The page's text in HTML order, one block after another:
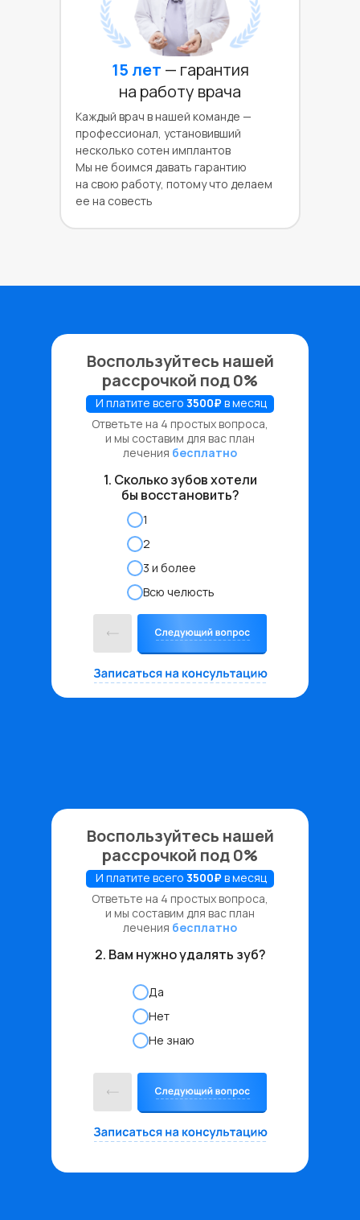
15 лет — гарантия
на работу врача
Каждый врач в нашей команде —
профессионал, установивший
несколько сотен имплантов
Мы не боимся давать гарантию
на свою работу, потому что делаем
ее на совесть
Воспользуйтесь нашей
рассрочкой под 0%
Ответьте на 4 простых вопроса,
и мы составим для вас план
лечения бесплатно
И платите всего 3500₽в месяц
1. Сколько зубов хотели
бы восстановить?
1
2
3 и более
Всю челюсть
Воспользуйтесь нашей
рассрочкой под 0%
Ответьте на 4 простых вопроса,
и мы составим для вас план
лечения бесплатно
И платите всего 3500₽в месяц
Да
Нет
Не знаю
2. Вам нужно удалять зуб?